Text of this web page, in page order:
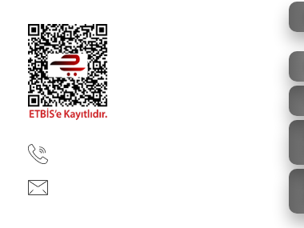
Ürün fiyatı diğer sitelerden daha pahalı.
Bu ürüne benzer farklı alternatifler olmalı.